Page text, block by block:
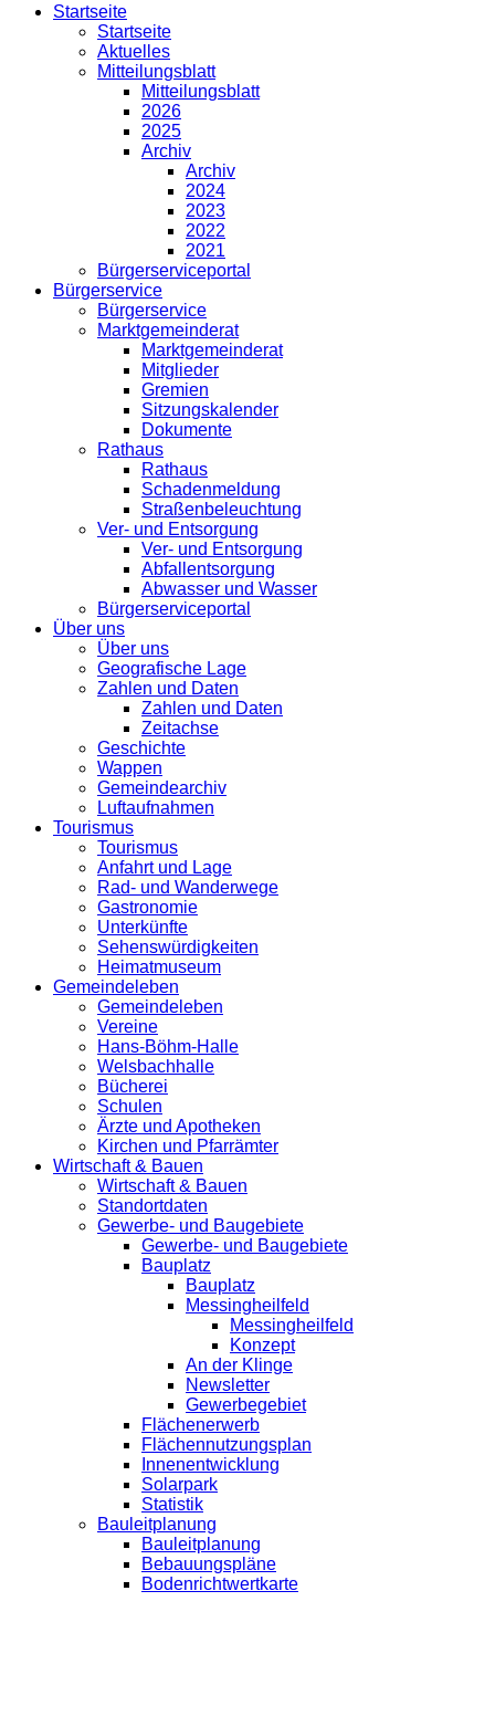
Startseite
Startseite
Aktuelles
Mitteilungsblatt
Mitteilungsblatt
2026
2025
Archiv
Archiv
2024
2023
2022
2021
Bürgerserviceportal
Bürgerservice
Bürgerservice
Marktgemeinderat
Marktgemeinderat
Mitglieder
Gremien
Sitzungskalender
Dokumente
Rathaus
Rathaus
Schadenmeldung
Straßenbeleuchtung
Ver- und Entsorgung
Ver- und Entsorgung
Abfallentsorgung
Abwasser und Wasser
Bürgerserviceportal
Über uns
Über uns
Geografische Lage
Zahlen und Daten
Zahlen und Daten
Zeitachse
Geschichte
Wappen
Gemeindearchiv
Luftaufnahmen
Tourismus
Tourismus
Anfahrt und Lage
Rad- und Wanderwege
Gastronomie
Unterkünfte
Sehenswürdigkeiten
Heimatmuseum
Gemeindeleben
Gemeindeleben
Vereine
Hans-Böhm-Halle
Welsbachhalle
Bücherei
Schulen
Ärzte und Apotheken
Kirchen und Pfarrämter
Wirtschaft & Bauen
Wirtschaft & Bauen
Standortdaten
Gewerbe- und Baugebiete
Gewerbe- und Baugebiete
Bauplatz
Bauplatz
Messingheilfeld
Messingheilfeld
Konzept
An der Klinge
Newsletter
Gewerbegebiet
Flächenerwerb
Flächennutzungsplan
Innenentwicklung
Solarpark
Statistik
Bauleitplanung
Bauleitplanung
Bebauungspläne
Bodenrichtwertkarte